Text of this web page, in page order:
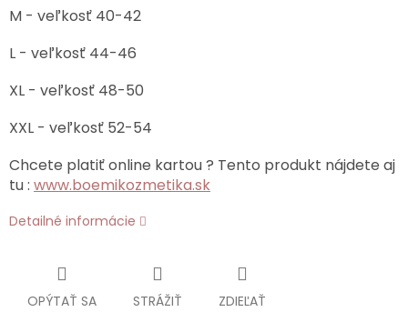
M - veľkosť 40-42
L - veľkosť 44-46
XL - veľkosť 48-50
XXL - veľkosť 52-54
Chcete platiť online kartou ? Tento produkt nájdete aj
tu : www.boemikozmetika.sk
Detailné informácie
OPÝTAŤ SA STRÁŽIŤ ZDIEĽAŤ